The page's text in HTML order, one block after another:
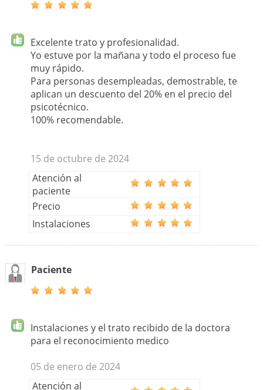
Excelente trato y profesionalidad.
Yo estuve por la mañana y todo el proceso fue
muy rápido.
Para personas desempleadas, demostrable, te
aplican un descuento del 20% en el precio del
psicotécnico.
100% recomendable.
15 de octubre de 2024
Atención al
paciente
Precio
Instalaciones
Paciente
Instalaciones y el trato recibido de la doctora
para el reconocimiento medico
05 de enero de 2024
Atención al